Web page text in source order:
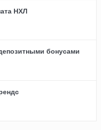
НХЛ
бонусами